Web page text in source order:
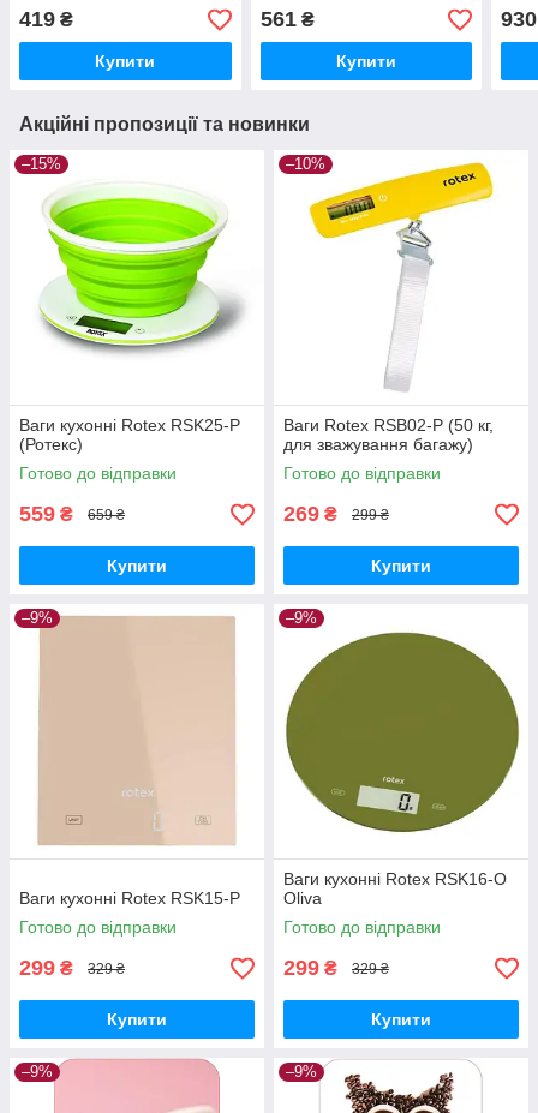
419 ₴
Купити
561₴
Купити
930
Акційні пропозиції та новинки
–15%
Ваги кухонні Rotex RSK25-P
(Ротекс)
Готово до відправки
559 ₴ 659 ₴
Купити
–10%
Ваги Rotex RSB02-P (50 кг,
для зважування багажу)
Готово до відправки
269 ₴ 299 ₴
Купити
–9%
Ваги кухонні Rotex RSK15-P
Готово до відправки
299 ₴ 329 ₴
Купити
–9%
Ваги кухонні Rotex RSK16-O
Oliva
Готово до відправки
299 ₴ 329 ₴
Купити
–9% –9%